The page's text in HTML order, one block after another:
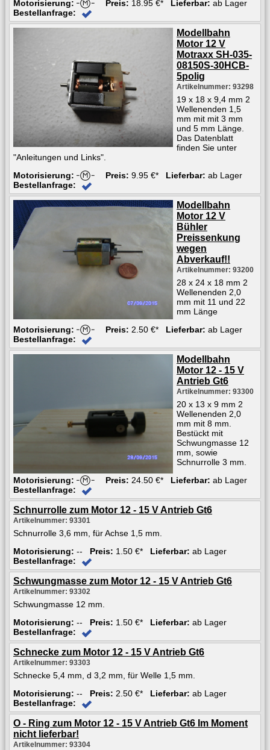
Motorisierung:
Preis: 18.95 €* Lieferbar: ab Lager
Bestellanfrage:
Modellbahn
Motor 12 V
Motraxx SH-035-
08150S-30HCB-
5polig
Artikelnummer: 93298
19 x 18 x 9,4 mm 2
Wellenenden 1,5
mm mit mit 3 mm
und 5 mm Länge.
Das Datenblatt
finden Sie unter
"Anleitungen und Links".
Motorisierung:
Preis: 9.95 €* Lieferbar: ab Lager
Bestellanfrage:
Modellbahn
Motor 12 V
Bühler
Preissenkung
wegen
Abverkauf!!
Artikelnummer: 93200
28 x 24 x 18 mm 2
Wellenenden 2,0
mm mit 11 und 22
mm Länge
Motorisierung:
Preis: 2.50 €* Lieferbar: ab Lager
Bestellanfrage:
Modellbahn
Motor 12 - 15 V
Antrieb Gt6
Artikelnummer: 93300
20 x 13 x 9 mm 2
Wellenenden 2,0
mm mit 8 mm.
Bestückt mit
Schwungmasse 12
mm, sowie
Schnurrolle 3 mm.
Motorisierung:
Preis: 24.50 €* Lieferbar: ab Lager
Bestellanfrage:
Schnurrolle zum Motor 12 - 15 V Antrieb Gt6
Artikelnummer: 93301
Schnurrolle 3,6 mm, für Achse 1,5 mm.
Motorisierung: -- Preis: 1.50 €* Lieferbar: ab Lager
Bestellanfrage:
Schwungmasse zum Motor 12 - 15 V Antrieb Gt6
Artikelnummer: 93302
Schwungmasse 12 mm.
Motorisierung: -- Preis: 1.50 €* Lieferbar: ab Lager
Bestellanfrage:
Schnecke zum Motor 12 - 15 V Antrieb Gt6
Artikelnummer: 93303
Schnecke 5,4 mm, d 3,2 mm, für Welle 1,5 mm.
Motorisierung: -- Preis: 2.50 €* Lieferbar: ab Lager
Bestellanfrage:
O - Ring zum Motor 12 - 15 V Antrieb Gt6 Im Moment
nicht lieferbar!
Artikelnummer: 93304